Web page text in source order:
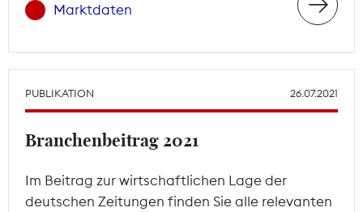
Marktdaten
PUBLIKATION 26.07.2021
Branchenbeitrag 2021
Im Beitrag zur wirtschaftlichen Lage der
deutschen Zeitungen finden Sie alle relevanten